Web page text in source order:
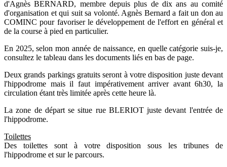
d'Agnès BERNARD, membre depuis plus de dix ans au comité
d'organisation et qui suit sa volonté. Agnès Bernard a fait un don au
COMINC pour favoriser le développement de l'effort en général et
de la course à pied en particulier.
En 2025, selon mon année de naissance, en quelle catégorie suis-je,
consultez le tableau dans les documents liés en bas de page.
Deux grands parkings gratuits seront à votre disposition juste devant
l'hippodrome mais il faut impérativement arriver avant 6h30, la
circulation étant très limitée après cette heure là.
La zone de départ se situe rue BLERIOT juste devant l'entrée de
l'hippodrome.
Toilettes
Des toilettes sont à votre disposition sous les tribunes de
l'hippodrome et sur le parcours.